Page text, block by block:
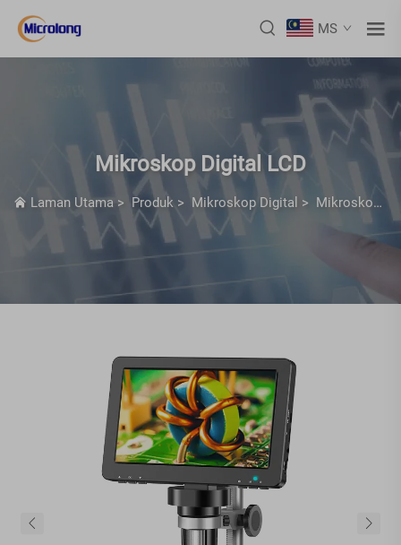
MS
Mikroskop Digital LCD
Laman Utama > Produk > Mikroskop Digital > Mikroskop Digital LCD